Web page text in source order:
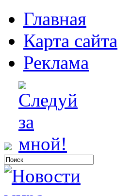
Главная
Карта сайта
Реклама